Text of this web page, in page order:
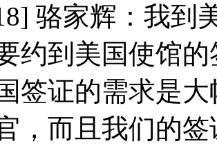
骆家辉：我到
约到美国使馆
签证的需求是
，而且我们的